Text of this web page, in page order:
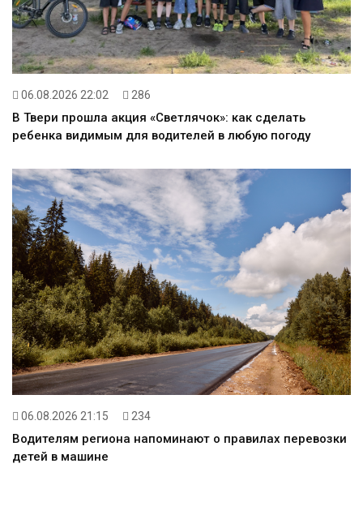
06.08.2026 22:02 286
В Твери прошла акция «Светлячок»: как сделать
ребенка видимым для водителей в любую погоду
06.08.2026 21:15 234
Водителям региона напоминают о правилах перевозки
детей в машине